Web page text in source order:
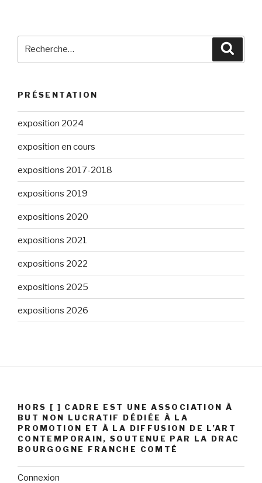
PRÉSENTATION
exposition 2024
exposition en cours
expositions 2017-2018
expositions 2019
expositions 2020
expositions 2021
expositions 2022
expositions 2025
expositions 2026
HORS [ ] CADRE EST UNE ASSOCIATION À
BUT NON LUCRATIF DÉDIÉE À LA
PROMOTION ET À LA DIFFUSION DE L’ART
CONTEMPORAIN, SOUTENUE PAR LA DRAC
BOURGOGNE FRANCHE COMTÉ
Connexion